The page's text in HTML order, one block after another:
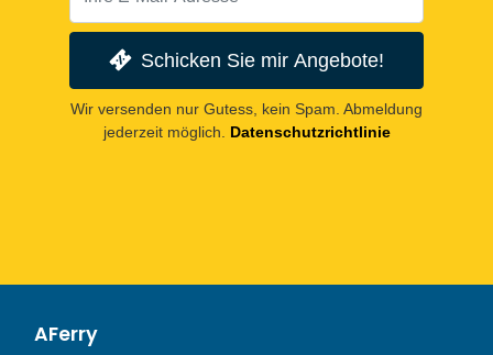
Schicken Sie mir Angebote!
Wir versenden nur Gutess, kein Spam. Abmeldung
jederzeit möglich.
Datenschutzrichtlinie
AFerry